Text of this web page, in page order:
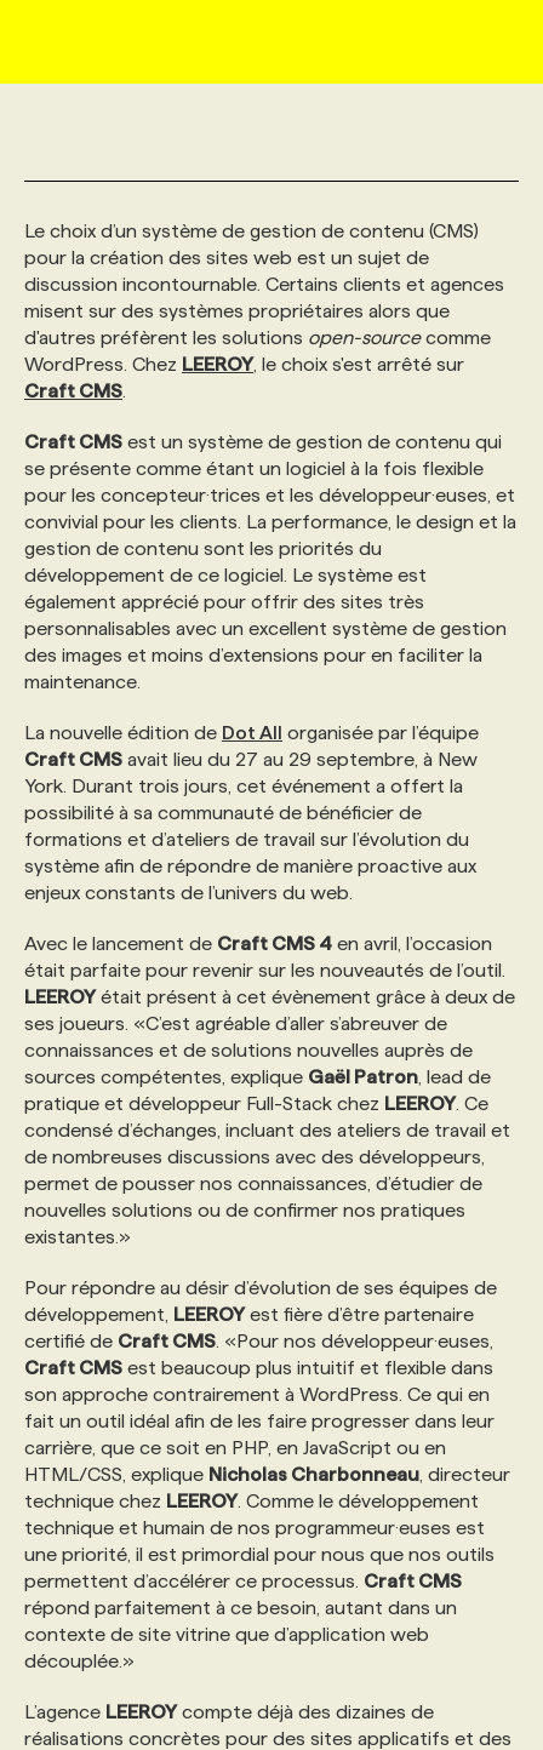
PRIX ET DISTINCTIONS
TENDANCES
GEO/SEO
ÉVÉNEMENTIEL
NOS AUTEUR‧RICES
FAQ
ANNONCEZ AVEC NOUS
FORMATIONS PERSONNALISÉES
NOS FORMATEUR‧RICES
POURQUOI CHOISIR NOS FORMATIONS
NOS TARIFS
PROGRAMMES DE SUBVENTIONS
FAQ
ANNONCEZ AVEC NOUS
NOS TARIFS
NOS EXPERTISES
FAQ
ANNONCEZ AVEC NOUS
Le choix d’un système de gestion de contenu (CMS)
pour la création des sites web est un sujet de
discussion incontournable. Certains clients et agences
misent sur des systèmes propriétaires alors que
d'autres préfèrent les solutions open-sourcecomme
WordPress. Chez LEEROY, le choix s'est arrêté sur
Craft CMS
Craft CMS est un système de gestion de contenu qui
se présente comme étant un logiciel à la fois flexible
pour les concepteur·trices et les développeur·euses, et
convivial pour les clients. La performance, le design et la
gestion de contenu sont les priorités du
développement de ce logiciel. Le système est
également apprécié pour offrir des sites très
personnalisables avec un excellent système de gestion
des images et moins d’extensions pour en faciliter la
maintenance.
La nouvelle édition de Dot All organisée par l’équipe
Craft CMS avait lieu du 27 au 29 septembre, à New
York. Durant trois jours, cet événement a offert la
possibilité à sa communauté de bénéficier de
formations et d’ateliers de travail sur l’évolution du
système afin de répondre de manière proactive aux
enjeux constants de l’univers du web.
Avec le lancement de Craft CMS 4 en avril, l’occasion
était parfaite pour revenir sur les nouveautés de l’outil.
LEEROYétait présent à cet évènement grâce à deux de
ses joueurs. «C’est agréable d’aller s’abreuver de
connaissances et de solutions nouvelles auprès de
sources compétentes, explique Gaël Patron , lead de
pratique et développeur Full-Stack chez LEEROY. Ce
condensé d’échanges, incluant des ateliers de travail et
de nombreuses discussions avec des développeurs,
permet de pousser nos connaissances, d’étudier de
nouvelles solutions ou de confirmer nos pratiques
existantes.»
Pour répondre au désir d’évolution de ses équipes de
développement, LEEROYest fière d’être partenaire
certifié de Craft CMS . «Pour nos développeur·euses,
Craft CMS est beaucoup plus intuitif et flexible dans
son approche contrairement à WordPress. Ce qui en
fait un outil idéal afin de les faire progresser dans leur
carrière, que ce soit en PHP, en JavaScript ou en
HTML/CSS, explique Nicholas Charbonneau , directeur
technique chez LEEROY. Comme le développement
technique et humain de nos programmeur·euses est
une priorité, il est primordial pour nous que nos outils
permettent d’accélérer ce processus. Craft CMS
répond parfaitement à ce besoin, autant dans un
contexte de site vitrine que d’application web
découplée.»
L’agence LEEROYcompte déjà des dizaines de
réalisations concrètes pour des sites applicatifs et des